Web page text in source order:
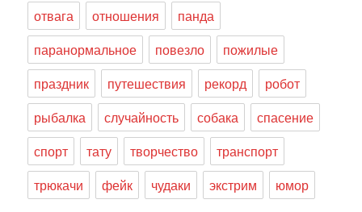
отвага
отношения
панда
паранормальное
повезло
пожилые
праздник
путешествия рекорд
робот
рыбалка
случайность собака
спасение
спорт
тату творчество
транспорт
трюкачи
фейк чудаки экстрим юмор